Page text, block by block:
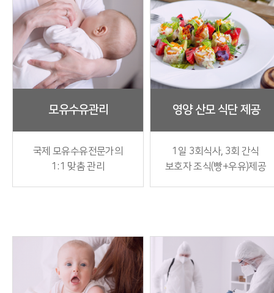
모유수유관리
국제 모유수유전문가의
1:1 맞춤 관리
영양 산모 식단 제공
1일 3회식사, 3회 간식
보호자 조식(빵+우유)제공